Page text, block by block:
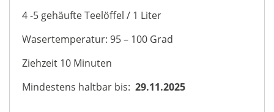
4 -5 gehäufte Teelöffel / 1 Liter
Wasertemperatur: 95 – 100 Grad
Ziehzeit 10 Minuten
Mindestens haltbar bis: 29.11.2025